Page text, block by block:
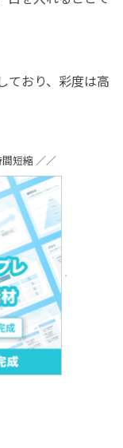
ており、彩度は高
短縮 ／／